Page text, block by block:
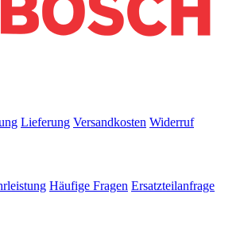
Lieferung Versandkosten Widerruf
Häufige Fragen Ersatzteilanfrage